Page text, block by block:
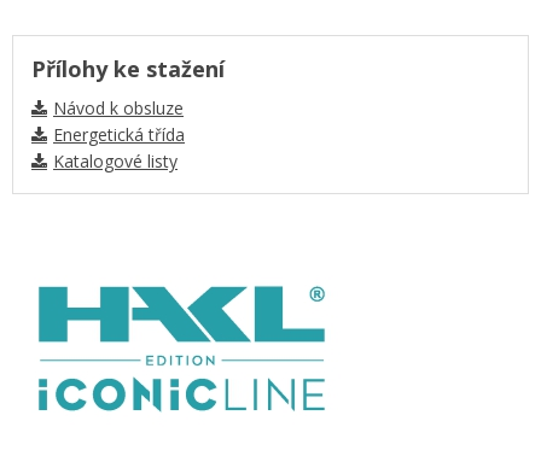
Přílohy ke stažení
Návod k obsluze
Energetická třída
Katalogové listy